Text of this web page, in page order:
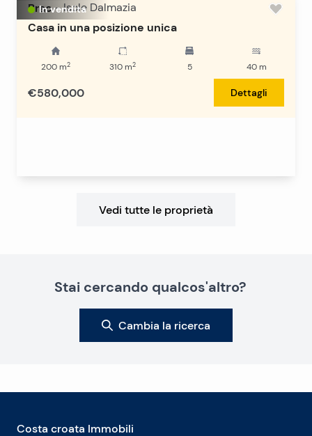
In vendita
Brac - Isole Dalmazia
Casa in una posizione unica
200 m2 310 m2 5 40m
€580,000 Dettagli
Vedi tutte le proprietà
Stai cercando qualcos'altro?
Cambia la ricerca
Costa croata Immobili